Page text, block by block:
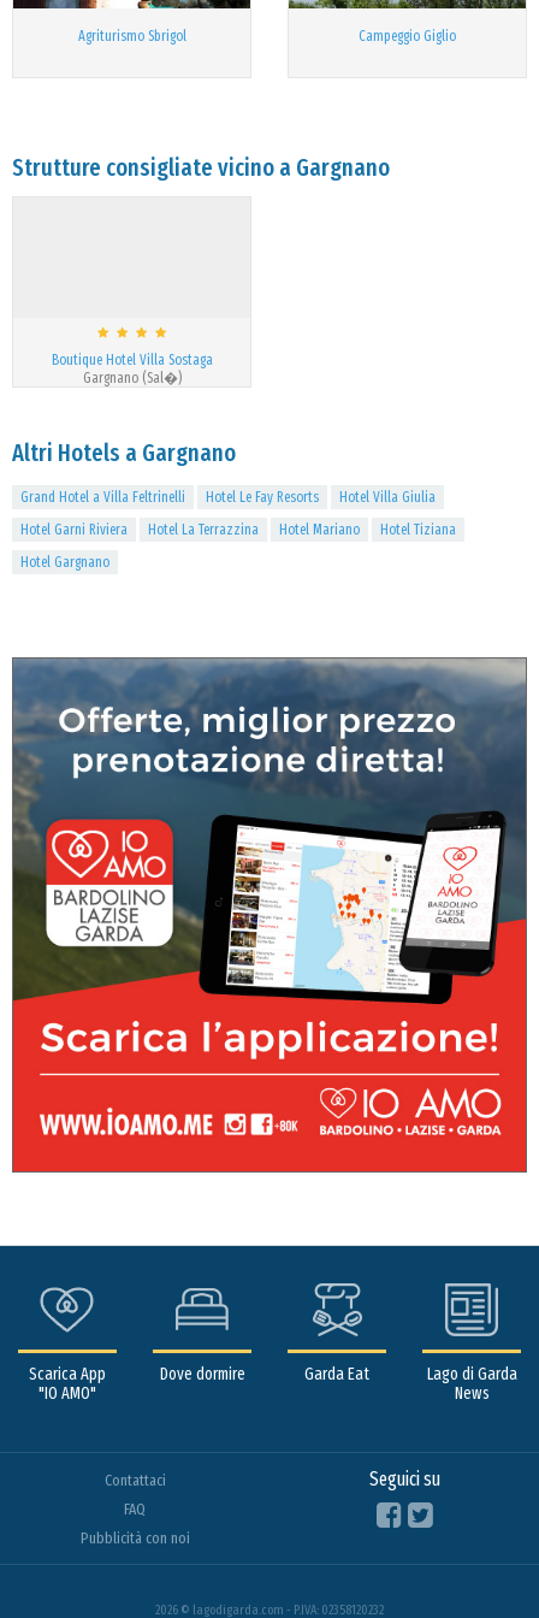
Agriturismo Sbrigol Campeggio Giglio
Strutture consigliate vicino a Gargnano
Boutique Hotel Villa Sostaga
Gargnano (Sal�)
Altri Hotels a Gargnano
Grand Hotel a Villa Feltrinelli Hotel Le Fay Resorts
Hotel Villa Giulia
Hotel Garni Riviera
Hotel La Terrazzina Hotel Mariano
Hotel Tiziana
Hotel Gargnano
Scarica App
"IO AMO"
Dove dormire Garda Eat
Lago di Garda
News
Contattaci
FAQ
Pubblicità con noi
Seguici su
2026 © lagodigarda.com - P.IVA: 02358120232